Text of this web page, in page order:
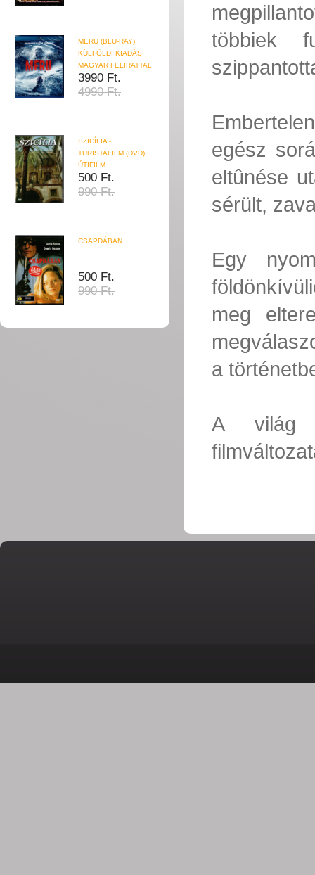
MERU (BLU-RAY)
KÜLFÖLDI KIADÁS
MAGYAR FELIRATTAL
3990 Ft.
4990 Ft.
SZICÍLIA -
TURISTAFILM (DVD)
ÚTIFILM
500 Ft.
990 Ft.
CSAPDÁBAN
500 Ft.
990 Ft.
többiek
egész
eltûnése
sérült,
Egy
meg
a
A világ